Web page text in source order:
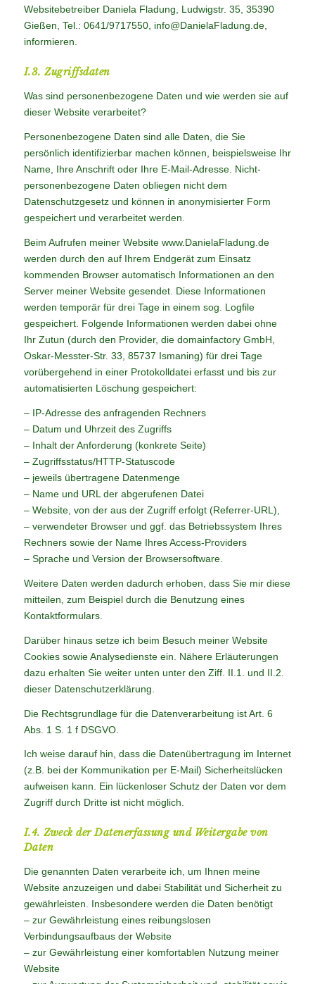
Websitebetreiber Daniela Fladung, Ludwigstr. 35, 35390
Gießen, Tel.: 0641/9717550, info@DanielaFladung.de,
informieren.
I.3. Zugriffsdaten
Was sind personenbezogene Daten und wie werden sie auf
dieser Website verarbeitet?
Personenbezogene Daten sind alle Daten, die Sie
persönlich identifizierbar machen können, beispielsweise Ihr
Name, Ihre Anschrift oder Ihre E-Mail-Adresse. Nicht-
personenbezogene Daten obliegen nicht dem
Datenschutzgesetz und können in anonymisierter Form
gespeichert und verarbeitet werden.
Beim Aufrufen meiner Website www.DanielaFladung.de
werden durch den auf Ihrem Endgerät zum Einsatz
kommenden Browser automatisch Informationen an den
Server meiner Website gesendet. Diese Informationen
werden temporär für drei Tage in einem sog. Logfile
gespeichert. Folgende Informationen werden dabei ohne
Ihr Zutun (durch den Provider, die domainfactory GmbH,
Oskar-Messter-Str. 33, 85737 Ismaning) für drei Tage
vorübergehend in einer Protokolldatei erfasst und bis zur
automatisierten Löschung gespeichert:
– IP-Adresse des anfragenden Rechners
– Datum und Uhrzeit des Zugriffs
– Inhalt der Anforderung (konkrete Seite)
– Zugriffsstatus/HTTP-Statuscode
– jeweils übertragene Datenmenge
– Name und URL der abgerufenen Datei
– Website, von der aus der Zugriff erfolgt (Referrer-URL),
– verwendeter Browser und ggf. das Betriebssystem Ihres
Rechners sowie der Name Ihres Access-Providers
– Sprache und Version der Browsersoftware.
Weitere Daten werden dadurch erhoben, dass Sie mir diese
mitteilen, zum Beispiel durch die Benutzung eines
Kontaktformulars.
Darüber hinaus setze ich beim Besuch meiner Website
Cookies sowie Analysedienste ein. Nähere Erläuterungen
dazu erhalten Sie weiter unten unter den Ziff. II.1. und II.2.
dieser Datenschutzerklärung.
Die Rechtsgrundlage für die Datenverarbeitung ist Art. 6
Abs. 1 S. 1 f DSGVO.
Ich weise darauf hin, dass die Datenübertragung im Internet
(z.B. bei der Kommunikation per E-Mail) Sicherheitslücken
aufweisen kann. Ein lückenloser Schutz der Daten vor dem
Zugriff durch Dritte ist nicht möglich.
I.4. Zweck der Datenerfassung und Weitergabe von
Daten
Die genannten Daten verarbeite ich, um Ihnen meine
Website anzuzeigen und dabei Stabilität und Sicherheit zu
gewährleisten. Insbesondere werden die Daten benötigt
– zur Gewährleistung eines reibungslosen
Verbindungsaufbaus der Website
– zur Gewährleistung einer komfortablen Nutzung meiner
Website